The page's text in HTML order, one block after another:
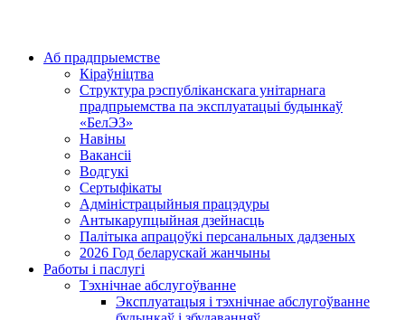
Аб прадпрыемстве
Кіраўніцтва
Структура рэспубліканскага унітарнага
прадпрыемства па эксплуатацыі будынкаў
«БелЭЗ»
Навіны
Вакансіі
Водгукі
Сертыфікаты
Адміністрацыйныя працэдуры
Антыкарупцыйная дзейнасць
Палітыка апрацоўкі персанальных дадзеных
2026 Год беларускай жанчыны
Работы і паслугі
Тэхнічнае абслугоўванне
Эксплуатацыя і тэхнічнае абслугоўванне